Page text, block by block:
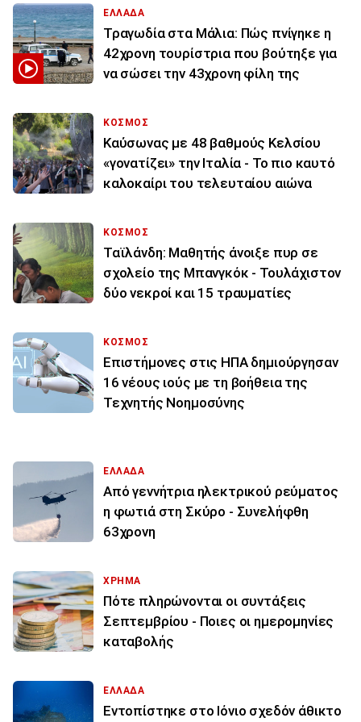
ΕΛΛΑΔΑ
Τραγωδία στα Μάλια: Πώς πνίγηκε η
42χρονη τουρίστρια που βούτηξε για
να σώσει την 43χρονη φίλη της
ΚΟΣΜΟΣ
Καύσωνας με 48 βαθμούς Κελσίου
«γονατίζει» την Ιταλία - Το πιο καυτό
καλοκαίρι του τελευταίου αιώνα
ΚΟΣΜΟΣ
Ταϊλάνδη: Μαθητής άνοιξε πυρ σε
σχολείο της Μπανγκόκ - Τουλάχιστον
δύο νεκροί και 15 τραυματίες
ΚΟΣΜΟΣ
Επιστήμονες στις ΗΠΑ δημιούργησαν
16 νέους ιούς με τη βοήθεια της
Τεχνητής Νοημοσύνης
ΕΛΛΑΔΑ
Από γεννήτρια ηλεκτρικού ρεύματος
η φωτιά στη Σκύρο - Συνελήφθη
63χρονη
ΧΡΗΜΑ
Πότε πληρώνονται οι συντάξεις
Σεπτεμβρίου - Ποιες οι ημερομηνίες
καταβολής
ΕΛΛΑΔΑ
Εντοπίστηκε στο Ιόνιο σχεδόν άθικτο